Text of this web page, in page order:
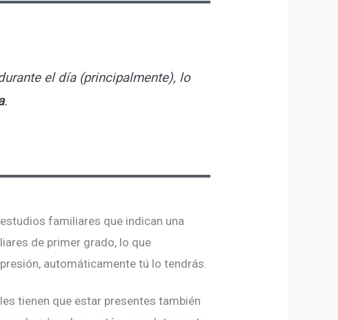
el día (principalmente), lo
.
familiares que indican una
de primer grado, lo que
automáticamente tú lo tendrás.
tienen que estar presentes también